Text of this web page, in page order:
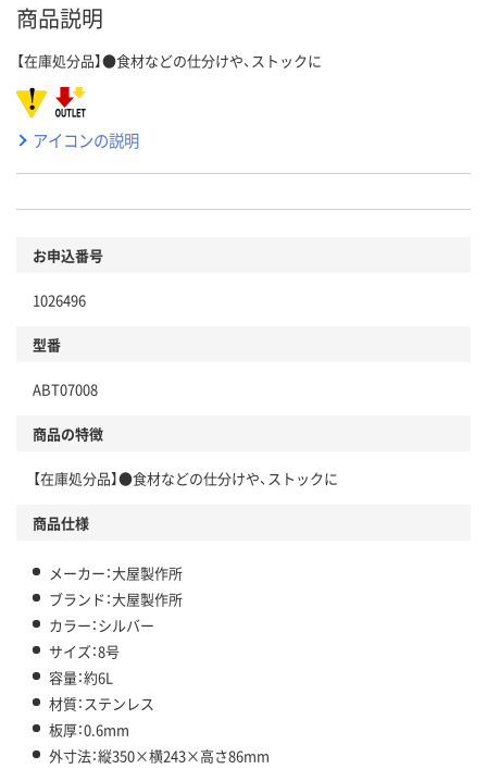
商品説明
【在庫処分品】●食材などの仕分けや、ストックに
アイコンの説明
お申込番号
1026496
型番
ABT07008
商品の特徴
【在庫処分品】●食材などの仕分けや、ストックに
商品仕様
メーカー：大屋製作所
ブランド：大屋製作所
カラー：シルバー
サイズ：8号
容量：約6L
材質：ステンレス
板厚：0.6mm
外寸法：縦350×横243×高さ86mm